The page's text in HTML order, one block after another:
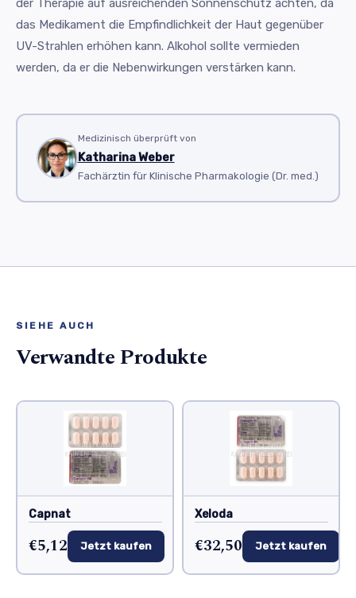
das Medikament die Empfindlichkeit der Haut gegenüber
UV-Strahlen erhöhen kann. Alkohol sollte vermieden
werden, da er die Nebenwirkungen verstärken kann.
Medizinisch überprüft von
Katharina Weber
Fachärztin für Klinische Pharmakologie (Dr. med.)
SIEHE AUCH
Verwandte Produkte
Capnat
€5,12 Jetzt kaufen
Xeloda
€32,50 Jetzt kaufen